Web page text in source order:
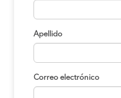
Apellido
Correo electrónico